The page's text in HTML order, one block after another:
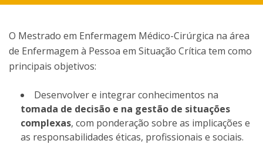
O Mestrado em Enfermagem Médico-Cirúrgica na área
de Enfermagem à Pessoa em Situação Crítica tem como
principais objetivos:
Desenvolver e integrar conhecimentos na
tomada de decisão e na gestão de situações
complexas, com ponderação sobre as implicações e
as responsabilidades éticas, profissionais e sociais.